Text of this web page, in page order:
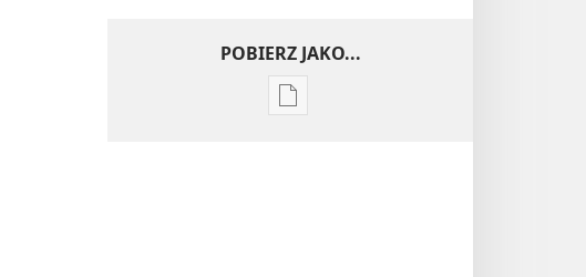
POBIERZ JAKO...
Ustawienia